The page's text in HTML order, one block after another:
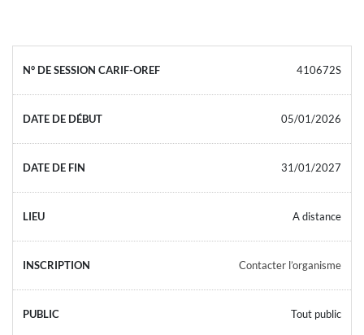
410672S
05/01/2026
31/01/2027
A distance
Contacter l’organisme
Tout public